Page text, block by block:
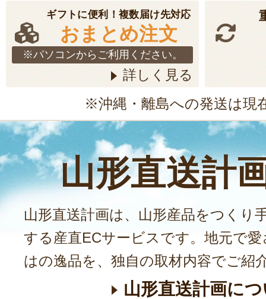
ギフトに便利！複数届け先対応
おまとめ注文
※パソコンからご利用ください。
詳しく見る
※沖縄・離島への発送は現
山形直送計
山形直送計画は、山形産品をつくり
する産直ECサービスです。地元で
はの逸品を、独自の取材内容でご紹
山形直送計画に